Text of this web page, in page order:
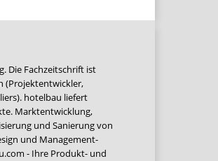
Die Fachzeitschrift ist
(Projektentwickler,
hotelbau liefert
Marktentwicklung,
und Sanierung von
und Management-
- Ihre Produkt- und